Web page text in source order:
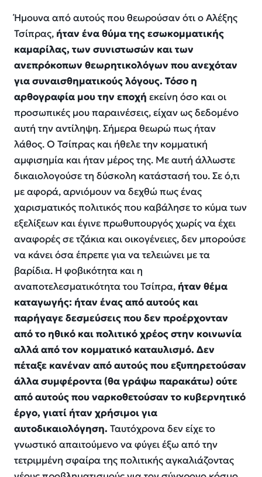
Ήμουνα από αυτούς που θεωρούσαν ότι ο Αλέξης
Τσίπρας, ήταν ένα θύμα της εσωκομματικής
καμαρίλας, των συνιστωσών και των
ανεπρόκοπων θεωρητικολόγων που ανεχόταν
για συναισθηματικούς λόγους. Τόσο η
αρθογραφία μου την εποχή εκείνη όσο και οι
προσωπικές μου παραινέσεις, είχαν ως δεδομένο
αυτή την αντίληψη. Σήμερα θεωρώ πως ήταν
λάθος. Ο Τσίπρας και ήθελε την κομματική
αμφισημία και ήταν μέρος της. Με αυτή άλλωστε
δικαιολογούσε τη δύσκολη κατάστασή του. Σε ό,τι
με αφορά, αρνιόμουν να δεχθώ πως ένας
χαρισματικός πολιτικός που καβάλησε το κύμα των
εξελίξεων και έγινε πρωθυπουργός χωρίς να έχει
αναφορές σε τζάκια και οικογένειες, δεν μπορούσε
να κάνει όσα έπρεπε για να τελειώνει με τα
βαρίδια. Η φοβικότητα και η
αναποτελεσματικότητα του Τσίπρα, ήταν θέμα
καταγωγής: ήταν ένας από αυτούς και
παρήγαγε δεσμεύσεις που δεν προέρχονταν
από το ηθικό και πολιτικό χρέος στην κοινωνία
αλλά από τον κομματικό καταυλισμό. Δεν
πέταξε κανέναν από αυτούς που εξυπηρετούσαν
άλλα συμφέροντα (θα γράψω παρακάτω) ούτε
από αυτούς που ναρκοθετούσαν το κυβερνητικό
έργο, γιατί ήταν χρήσιμοι για
αυτοδικαιολόγηση. Ταυτόχρονα δεν είχε το
γνωστικό απαιτούμενο να φύγει έξω από την
τετριμμένη σφαίρα της πολιτικής αγκαλιάζοντας